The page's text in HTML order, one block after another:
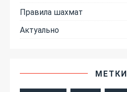
Правила шахмат
Актуально
МЕТКИ